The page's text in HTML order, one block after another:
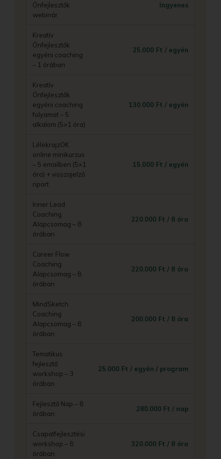
Önfejlesztők
webinár
Ingyenes
Kreatív
Önfejlesztők
egyéni coaching
– 1 órában
25.000 Ft / egyén
Kreatív
Önfejlesztők
egyéni coaching
folyamat – 5
alkalom (5×1 óra)
130.000 Ft / egyén
LélekrajzOK
online minikurzus
– 5 emailben (5×1
óra) + visszajelző
riport
15.000 Ft / egyén
Inner Lead
Coaching
Alapcsomag – 8
órában
220.000 Ft / 8 óra
Career Flow
Coaching
Alapcsomag – 8
órában
220.000 Ft / 8 óra
MindSketch
Coaching
Alapcsomag – 8
órában
200.000 Ft / 8 óra
Tematikus
fejlesztő
workshop – 3
órában
25.000 Ft / egyén / program
Fejlesztő Nap – 8
órában
280.000 Ft / nap
Csapatfejlesztési
workshop – 8
órában
320.000 Ft / 8 óra